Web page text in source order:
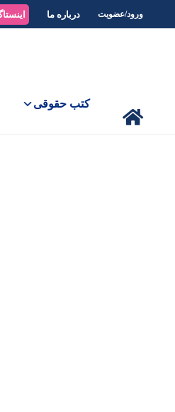
ورود/عضویت درباره ما
کتب حقوقی